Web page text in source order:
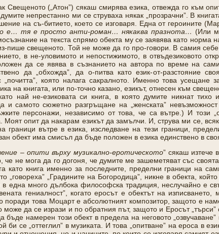
Свещеното („Атон”) сякаш смирява езика, отвежда го към
непрестанно ми се струваха някак „прозрачни”. В
на съ-битието, което се изговаря. Една от героините
е… тя е просто анти-роман… някаква празнота… (Или
на текста спрямо обекта му се заявява като норма
пише свещеното. Той не може да го про-говори. В самия себе
в не-уловимото и непостижимото, в отвъдезиковото
да се явява в съзнанието на автора по време на
да „обхожда”, да о-питва като език-от-разстояние
„почитта”, която налага сакралното. Именно това усещане
на книгата, или по-точно казано, езикът, отнесен към
най не-езиковата си книга, в която думите никнат
и самото сюжетно разгръщане на „женската”
персонажи, независимо от това, че са вътре.) И този
Моят опит да накарам езикът да замълчи. И, струва ми се,
граници вътре в езика, изследване на тези граници,
обект има смисъл да бъде положен в езика единствено в
– опити върху музикално-еротическото” сякаш изтече
че не мога да го догоня, че думите ме зашеметяват със
като книга именно за последните, пределни граници на
„говореха” „Градините на Богородица”, никне в обекта,
една много дълбока философска традиция, неслучайно е
гениалност”, когато еросът е обектът на
поради това Моцaрт е абсолютният композитор, защото е
може да се изрази и по обратния път, защото и Еросът
бъде намерен този обект в предела на неговото
би се „оттеглил” в музиката. И това „опитване” на ероса в